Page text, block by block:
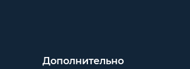
Дополнительно